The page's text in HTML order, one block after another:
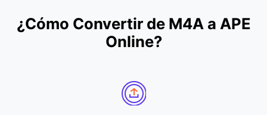
¿Cómo Convertir de M4A a APE
Online?